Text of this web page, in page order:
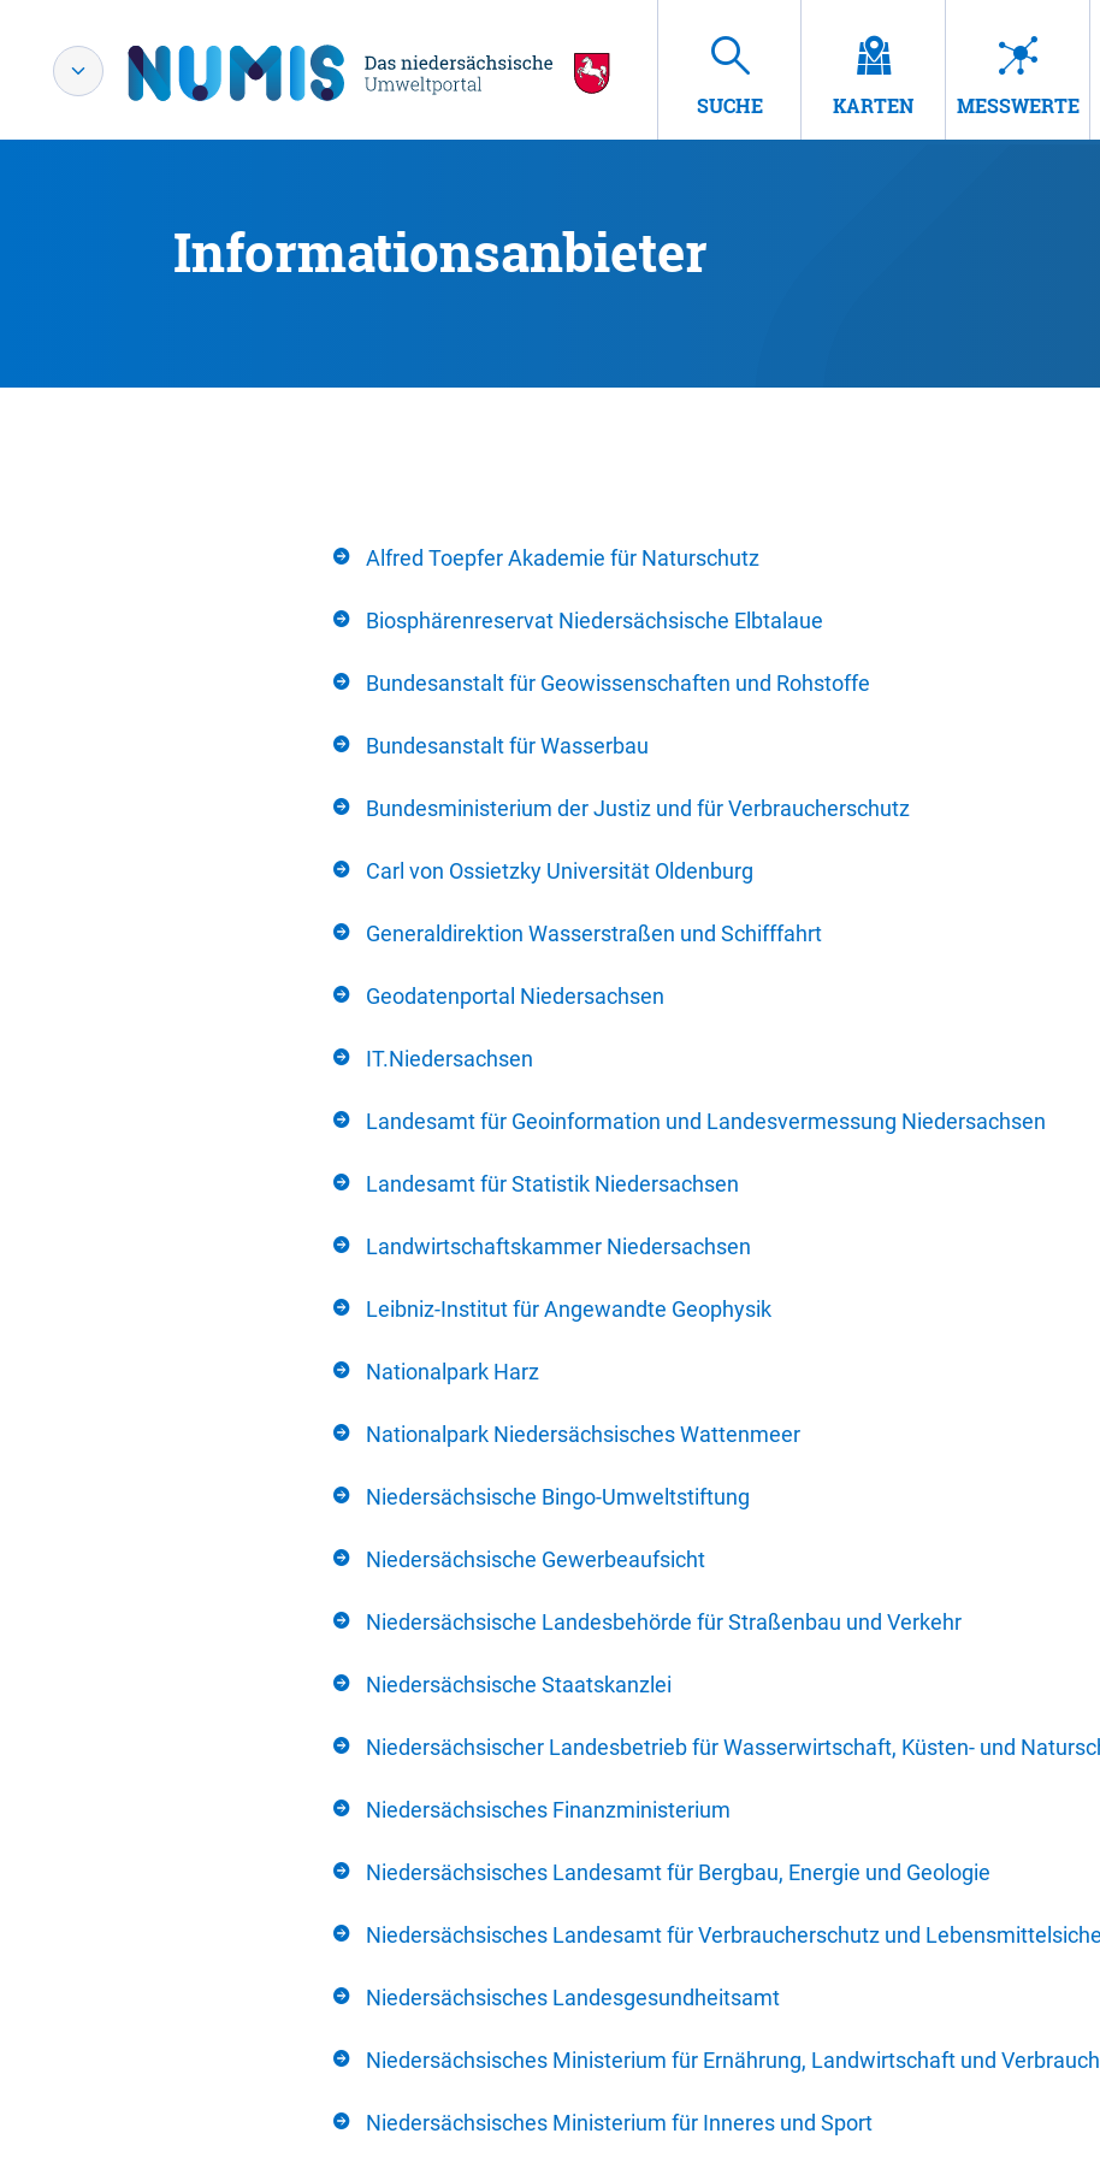
SUCHE KARTEN MESSWERTE
Informationsanbieter
Alfred Toepfer Akademie für Naturschutz
Biosphärenreservat Niedersächsische Elbtalaue
Bundesanstalt für Geowissenschaften und Rohstoffe
Bundesanstalt für Wasserbau
Bundesministerium der Justiz und für Verbraucherschutz
Carl von Ossietzky Universität Oldenburg
Generaldirektion Wasserstraßen und Schifffahrt
Geodatenportal Niedersachsen
IT.Niedersachsen
Landesamt für Geoinformation und Landesvermessung Niedersachsen
Landesamt für Statistik Niedersachsen
Landwirtschaftskammer Niedersachsen
Leibniz-Institut für Angewandte Geophysik
Nationalpark Harz
Nationalpark Niedersächsisches Wattenmeer
Niedersächsische Bingo-Umweltstiftung
Niedersächsische Gewerbeaufsicht
Niedersächsische Landesbehörde für Straßenbau und Verkehr
Niedersächsische Staatskanzlei
Niedersächsischer Landesbetrieb für Wasserwirtschaft, Küsten- und
Niedersächsisches Finanzministerium
Niedersächsisches Landesamt für Bergbau, Energie und Geologie
Niedersächsisches Landesamt für Verbraucherschutz und
Niedersächsisches Landesgesundheitsamt
Niedersächsisches Ministerium für Ernährung, Landwirtschaft und
Niedersächsisches Ministerium für Inneres und Sport